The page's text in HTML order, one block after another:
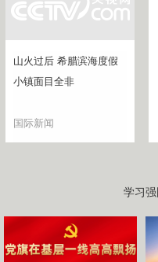
山火过后 希腊滨海度假
小镇面目全非
国际新闻
学习